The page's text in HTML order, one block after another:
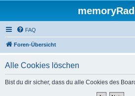
FAQ
Foren-Übersicht
Alle Cookies löschen
Bist du dir sicher, dass du alle Cookies des